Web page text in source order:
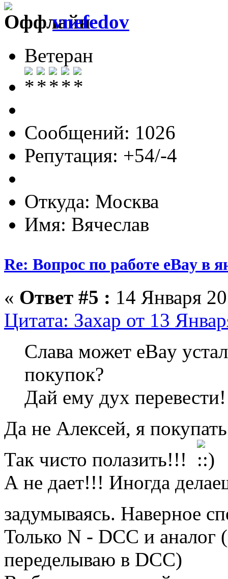
vnefedov
Ветеран
Сообщений: 1026
Репутация: +54/-4
Откуда: Москва
Имя: Вячеслав
Re: Вопрос по работе eBay в
« Ответ #5 : 14 Января
Цитата: Захар от 13
Слава может eBay
покупок?
Дай ему дух перевести!
Да не Алексей, я
Так чисто полазить!!!
А не дает!!! Иногда
задумываясь. Наверное
Только N - DCC и аналог
переделываю в DCC)